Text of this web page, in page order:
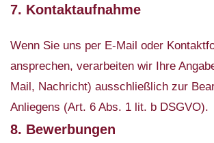
7. Kontaktaufnahme
Wenn Sie uns per E-Mail oder
ansprechen, verarbeiten wir Ihre
Mail, Nachricht) ausschließlich zur
Anliegens (Art. 6 Abs. 1 lit. b DSGVO).
8. Bewerbungen